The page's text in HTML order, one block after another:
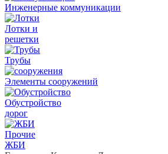
Инженерные коммуникации
Лотки и
решетки
Трубы
Элементы сооружений
Обустройство
дорог
Прочие
ЖБИ